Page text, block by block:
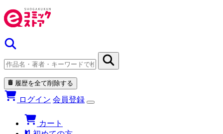
履歴を全て削除する
ログイン 会員登録
カート